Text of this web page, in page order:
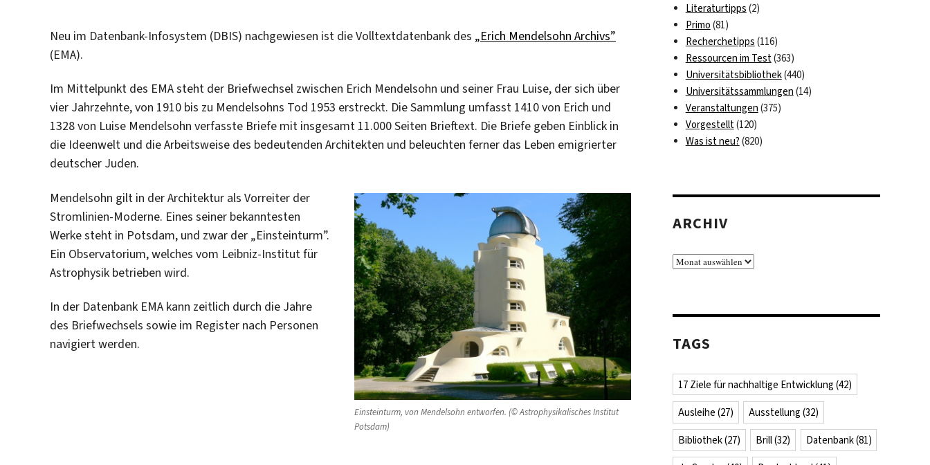
Neu im Datenbank-Infosystem (DBIS) nachgewiesen ist die Volltextdatenbank des „Erich Mendelsohn Archivs”
(EMA).
Im Mittelpunkt des EMA steht der Briefwechsel zwischen Erich Mendelsohn und seiner Frau Luise, der sich über
vier Jahrzehnte, von 1910 bis zu Mendelsohns Tod 1953 erstreckt. Die Sammlung umfasst 1410 von Erich und
1328 von Luise Mendelsohn verfasste Briefe mit insgesamt 11.000 Seiten Brieftext. Die Briefe geben Einblick in
die Ideenwelt und die Arbeitsweise des bedeutenden Architekten und beleuchten ferner das Leben emigrierter
deutscher Juden.
Einsteinturm, von Mendelsohn entworfen. (© Astrophysikalisches Institut
Potsdam)
Mendelsohn gilt in der Architektur als Vorreiter der
Stromlinien-Moderne. Eines seiner bekanntesten
Werke steht in Potsdam, und zwar der „Einsteinturm”.
Ein Observatorium, welches vom Leibniz-Institut für
Astrophysik betrieben wird.
In der Datenbank EMA kann zeitlich durch die Jahre
des Briefwechsels sowie im Register nach Personen
navigiert werden.
Literaturtipps (2)
Primo (81)
Recherchetipps (116)
Ressourcen im Test(363)
Universitätsbibliothek(440)
Universitätssammlungen (14)
Veranstaltungen (375)
Vorgestellt(120)
Was ist neu? (820)
ARCHIV
Archiv
TAGS
17 Ziele für nachhaltige Entwicklung (42)
Ausleihe (27) Ausstellung (32)
Bibliothek(27) Brill(32) Datenbank(81)